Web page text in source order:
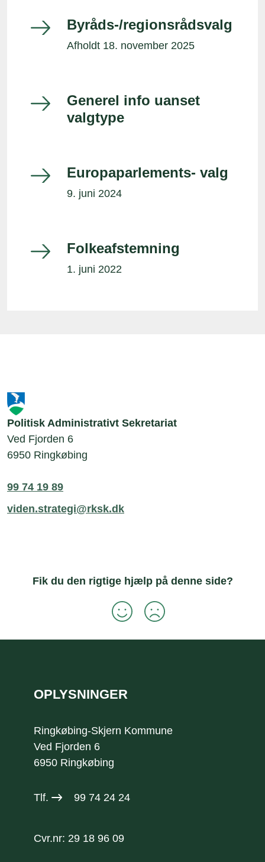
Byråds-/regionsrådsvalg
Afholdt 18. november 2025
Generel info uanset
valgtype
Europaparlements- valg
9. juni 2024
Folkeafstemning
1. juni 2022
Politisk Administrativt Sekretariat
Ved Fjorden 6
6950 Ringkøbing
99 74 19 89
viden.strategi@rksk.dk
Fik du den rigtige hjælp på denne side?
OPLYSNINGER
Ringkøbing-Skjern Kommune
Ved Fjorden 6
6950 Ringkøbing
Tlf. 99 74 24 24
Cvr.nr: 29 18 96 09